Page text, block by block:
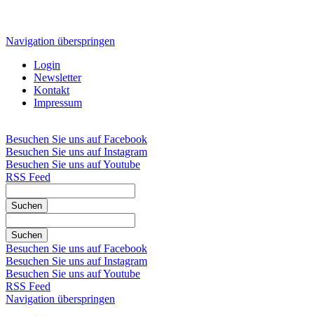
Navigation überspringen
Login
Newsletter
Kontakt
Impressum
Besuchen Sie uns auf Facebook
Besuchen Sie uns auf Instagram
Besuchen Sie uns auf Youtube
RSS Feed
Suchen
Suchen
Besuchen Sie uns auf Facebook
Besuchen Sie uns auf Instagram
Besuchen Sie uns auf Youtube
RSS Feed
Navigation überspringen